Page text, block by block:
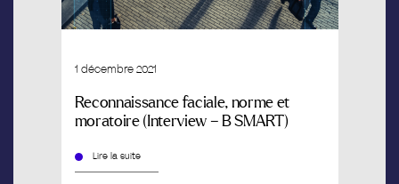
1 décembre 2021
Reconnaissance faciale, norme et
moratoire (Interview – B SMART)
Lire la suite